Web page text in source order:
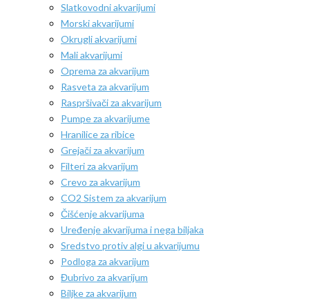
Slatkovodni akvarijumi
Morski akvarijumi
Okrugli akvarijumi
Mali akvarijumi
Oprema za akvarijum
Rasveta za akvarijum
Raspršivači za akvarijum
Pumpe za akvarijume
Hranilice za ribice
Grejači za akvarijum
Filteri za akvarijum
Crevo za akvarijum
CO2 Sistem za akvarijum
Čišćenje akvarijuma
Uređenje akvarijuma i nega biljaka
Sredstvo protiv algi u akvarijumu
Podloga za akvarijum
Đubrivo za akvarijum
Biljke za akvarijum